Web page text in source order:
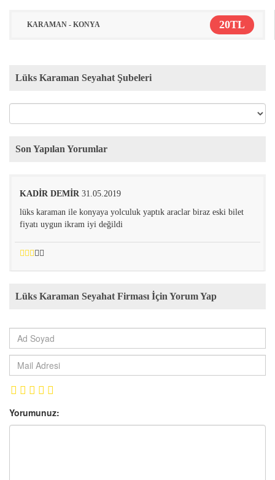
KARAMAN - KONYA 20TL
Lüks Karaman Seyahat Şubeleri
Son Yapılan Yorumlar
KADİR DEMİR 31.05.2019
lüks karaman ile konyaya yolculuk yaptık araclar biraz eski bilet
fiyatı uygun ikram iyi değildi
Lüks Karaman Seyahat Firması İçin Yorum Yap
Yorumunuz: